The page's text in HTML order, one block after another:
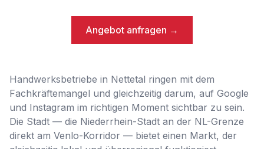
Angebot anfragen →
Handwerksbetriebe in Nettetal ringen mit dem
Fachkräftemangel und gleichzeitig darum, auf Google
und Instagram im richtigen Moment sichtbar zu sein.
Die Stadt — die Niederrhein-Stadt an der NL-Grenze
direkt am Venlo-Korridor — bietet einen Markt, der